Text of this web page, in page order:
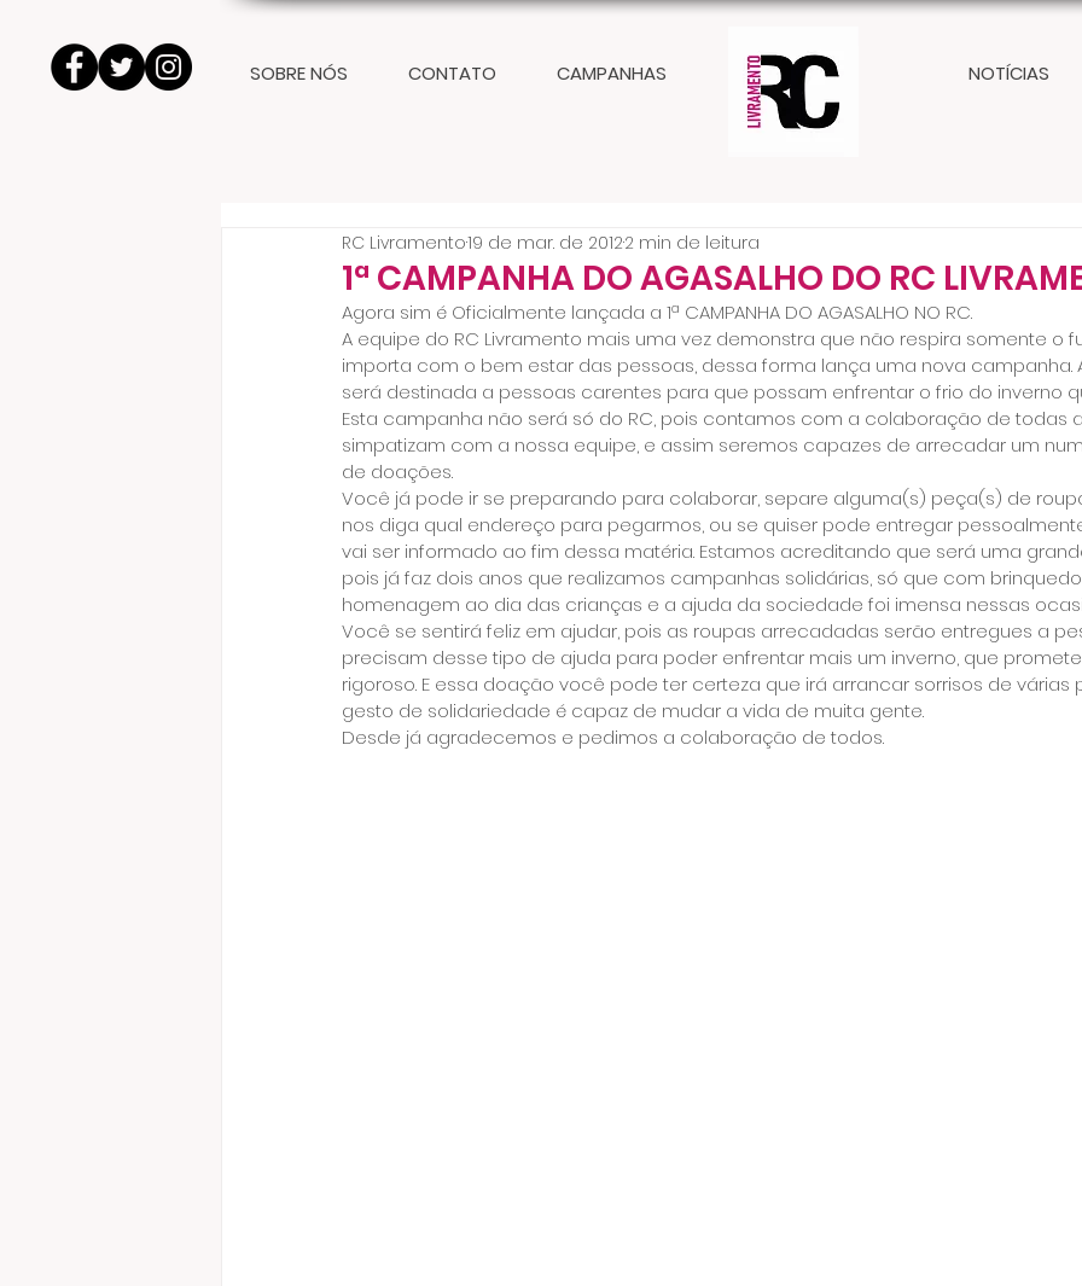
SOBRE NÓS CONTATO CAMPANHAS NOTÍCIAS
1ª CAMPANHA DO AGASALHO DO RC
RC Livramento19 de mar. de 20122 min de leitura
Agora sim é Oficialmente lançada a 1ª CAMPANHA DO AGASALHO NO RC.
A equipe do RC Livramento mais uma vez demonstra que não respira somente o
importa com o bem estar das pessoas, dessa forma lança uma nova campanha.
será destinada a pessoas carentes para que possam enfrentar o frio do inverno
Esta campanha não será só do RC, pois contamos com a colaboração de todas
simpatizam com a nossa equipe, e assim seremos capazes de arrecadar um
de doações.
Você já pode ir se preparando para colaborar, separe alguma(s) peça(s) de
nos diga qual endereço para pegarmos, ou se quiser pode entregar
vai ser informado ao fim dessa matéria. Estamos acreditando que será uma
pois já faz dois anos que realizamos campanhas solidárias, só que com
homenagem ao dia das crianças e a ajuda da sociedade foi imensa nessas
Você se sentirá feliz em ajudar, pois as roupas arrecadadas serão entregues a
precisam desse tipo de ajuda para poder enfrentar mais um inverno, que
rigoroso. E essa doação você pode ter certeza que irá arrancar sorrisos de várias
gesto de solidariedade é capaz de mudar a vida de muita gente.
Desde já agradecemos e pedimos a colaboração de todos.